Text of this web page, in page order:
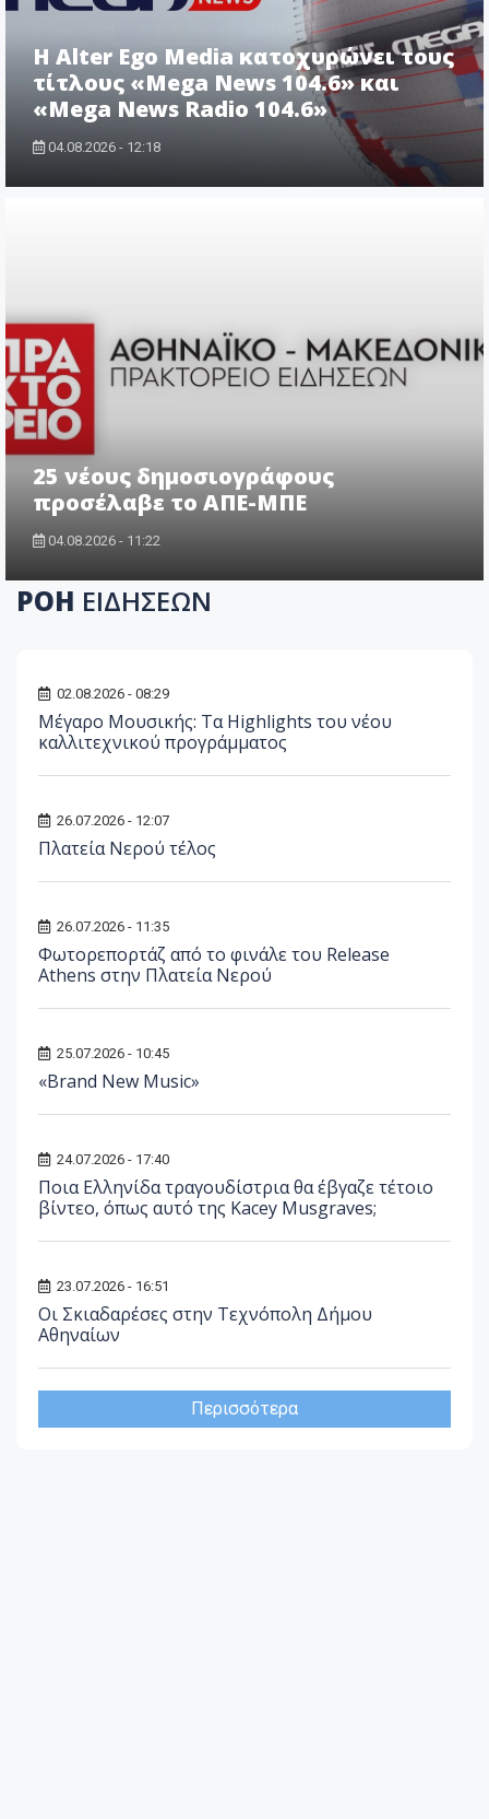
Η Alter Ego Media κατοχυρώνει τους
τίτλους «Mega News 104.6» και
«Mega News Radio 104.6»
04.08.2026 - 12:18
25 νέους δημοσιογράφους
προσέλαβε το ΑΠΕ-ΜΠΕ
04.08.2026 - 11:22
ΡΟΗ ΕΙΔΗΣΕΩΝ
02.08.2026 - 08:29
Μέγαρο Μουσικής: Τα Highlights του νέου
καλλιτεχνικού προγράμματος
26.07.2026 - 12:07
Πλατεία Νερού τέλος
26.07.2026 - 11:35
Φωτορεπορτάζ από το φινάλε του Release
Athens στην Πλατεία Νερού
25.07.2026 - 10:45
«Brand New Music»
24.07.2026 - 17:40
Ποια Ελληνίδα τραγουδίστρια θα έβγαζε τέτοιο
βίντεο, όπως αυτό της Kacey Musgraves;
23.07.2026 - 16:51
Οι Σκιαδαρέσες στην Τεχνόπολη Δήμου
Αθηναίων
Περισσότερα